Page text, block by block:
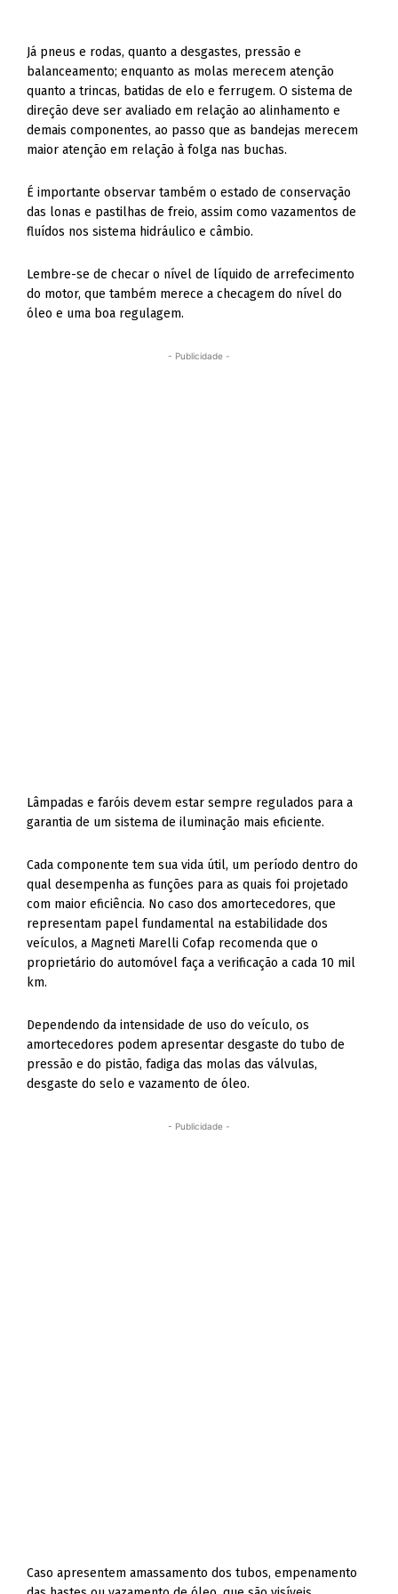
Já pneus e rodas, quanto a desgastes, pressão e
balanceamento; enquanto as molas merecem atenção
quanto a trincas, batidas de elo e ferrugem. O sistema de
direção deve ser avaliado em relação ao alinhamento e
demais componentes, ao passo que as bandejas merecem
maior atenção em relação à folga nas buchas.
É importante observar também o estado de conservação
das lonas e pastilhas de freio, assim como vazamentos de
fluídos nos sistema hidráulico e câmbio.
Lembre-se de checar o nível de líquido de arrefecimento
do motor, que também merece a checagem do nível do
óleo e uma boa regulagem.
- Publicidade -
Lâmpadas e faróis devem estar sempre regulados para a
garantia de um sistema de iluminação mais eficiente.
Cada componente tem sua vida útil, um período dentro do
qual desempenha as funções para as quais foi projetado
com maior eficiência. No caso dos amortecedores, que
representam papel fundamental na estabilidade dos
veículos, a Magneti Marelli Cofap recomenda que o
proprietário do automóvel faça a verificação a cada 10 mil
km.
Dependendo da intensidade de uso do veículo, os
amortecedores podem apresentar desgaste do tubo de
pressão e do pistão, fadiga das molas das válvulas,
desgaste do selo e vazamento de óleo.
- Publicidade -
Caso apresentem amassamento dos tubos, empenamento